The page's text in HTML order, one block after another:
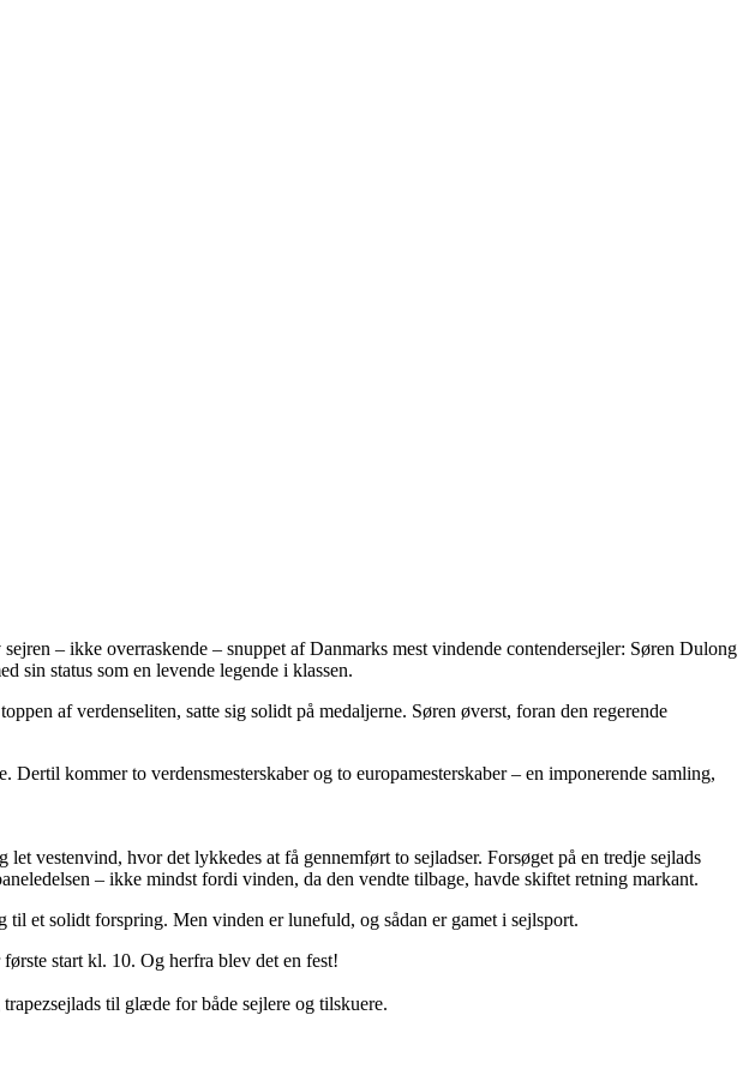
– ikke overraskende – snuppet af Danmarks mest vindende contendersejler: Søren Dulong
sin status som en levende legende i klassen.
af verdenseliten, satte sig solidt på medaljerne. Søren øverst, foran den regerende
kommer to verdensmesterskaber og to europamesterskaber – en imponerende samling,
vestenvind, hvor det lykkedes at få gennemført to sejladser. Forsøget på en tredje sejlads
– ikke mindst fordi vinden, da den vendte tilbage, havde skiftet retning markant.
et solidt forspring. Men vinden er lunefuld, og sådan er gamet i sejlsport.
start kl. 10. Og herfra blev det en fest!
til glæde for både sejlere og tilskuere.